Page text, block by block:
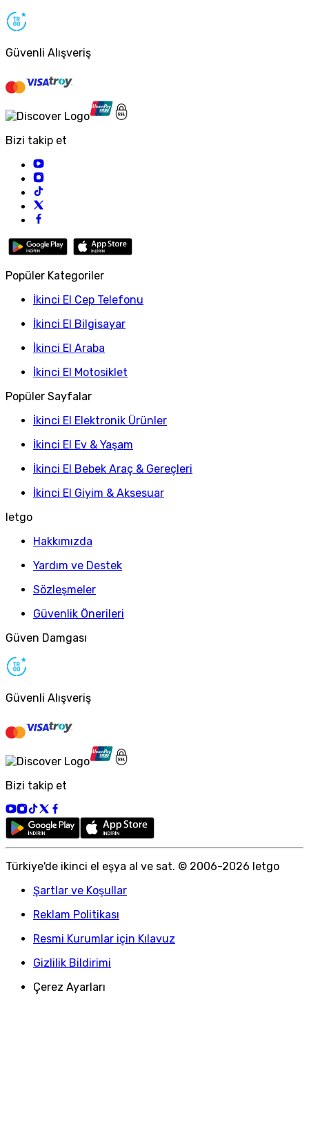
Güvenli Alışveriş
Bizi takip et
Popüler Kategoriler
İkinci El Cep Telefonu
İkinci El Bilgisayar
İkinci El Araba
İkinci El Motosiklet
Popüler Sayfalar
İkinci El Elektronik Ürünler
İkinci El Ev & Yaşam
İkinci El Bebek Araç & Gereçleri
İkinci El Giyim & Aksesuar
letgo
Hakkımızda
Yardım ve Destek
Sözleşmeler
Güvenlik Önerileri
Güven Damgası
Güvenli Alışveriş
Bizi takip et
Türkiye'de ikinci el eşya al ve sat. © 2006-2026 letgo
Şartlar ve Koşullar
Reklam Politikası
Resmi Kurumlar için Kılavuz
Gizlilik Bildirimi
Çerez Ayarları